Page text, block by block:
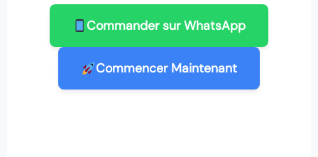
Commander sur WhatsApp
Commencer Maintenant